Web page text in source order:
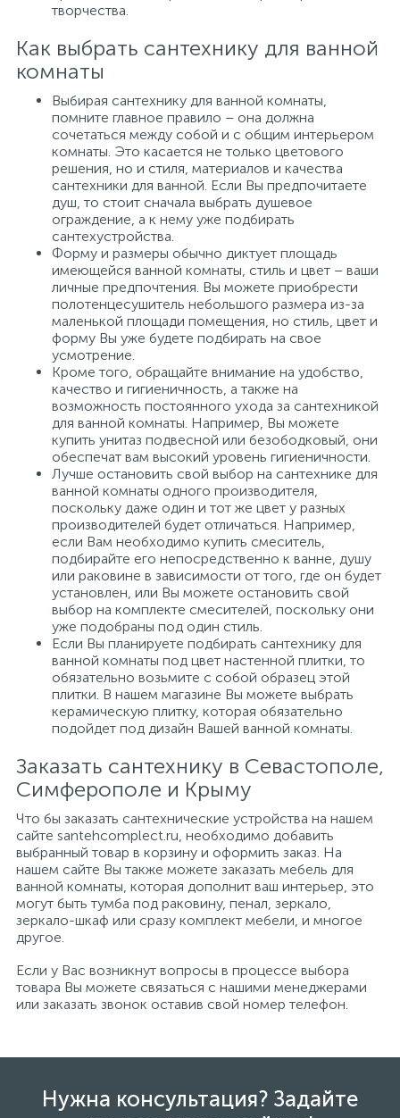
творчества.
Как выбрать сантехнику для ванной
комнаты
Выбирая сантехнику для ванной комнаты,
помните главное правило – она должна
сочетаться между собой и с общим интерьером
комнаты. Это касается не только цветового
решения, но и стиля, материалов и качества
сантехники для ванной. Если Вы предпочитаете
душ, то стоит сначала выбрать душевое
ограждение, а к нему уже подбирать
сантехустройства.
Форму и размеры обычно диктует площадь
имеющейся ванной комнаты, стиль и цвет – ваши
личные предпочтения. Вы можете приобрести
полотенцесушитель небольшого размера из-за
маленькой площади помещения, но стиль, цвет и
форму Вы уже будете подбирать на свое
усмотрение.
Кроме того, обращайте внимание на удобство,
качество и гигиеничность, а также на
возможность постоянного ухода за сантехникой
для ванной комнаты. Например, Вы можете
купить унитаз подвесной или безободковый, они
обеспечат вам высокий уровень гигиеничности.
Лучше остановить свой выбор на сантехнике для
ванной комнаты одного производителя,
поскольку даже один и тот же цвет у разных
производителей будет отличаться. Например,
если Вам необходимо купить смеситель,
подбирайте его непосредственно к ванне, душу
или раковине в зависимости от того, где он будет
установлен, или Вы можете остановить свой
выбор на комплекте смесителей, поскольку они
уже подобраны под один стиль.
Если Вы планируете подбирать сантехнику для
ванной комнаты под цвет настенной плитки, то
обязательно возьмите с собой образец этой
плитки. В нашем магазине Вы можете выбрать
керамическую плитку, которая обязательно
подойдет под дизайн Вашей ванной комнаты.
Заказать сантехнику в Севастополе,
Симферополе и Крыму
Что бы заказать сантехнические устройства на нашем
сайте santehcomplect.ru, необходимо добавить
выбранный товар в корзину и оформить заказ. На
нашем сайте Вы также можете заказать мебель для
ванной комнаты, которая дополнит ваш интерьер, это
могут быть тумба под раковину, пенал, зеркало,
зеркало-шкаф или сразу комплект мебели, и многое
другое.
Если у Вас возникнут вопросы в процессе выбора
товара Вы можете связаться с нашими менеджерами
или заказать звонок оставив свой номер телефон.
Нужна консультация? Задайте